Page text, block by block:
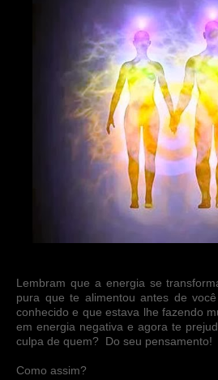
Lembram que a energia se
pura que te alimentou antes de
conhecido e que estava lhe fazendo
em energia negativa e agora te
culpa de quem? Do seu pensamento!
Como assim?